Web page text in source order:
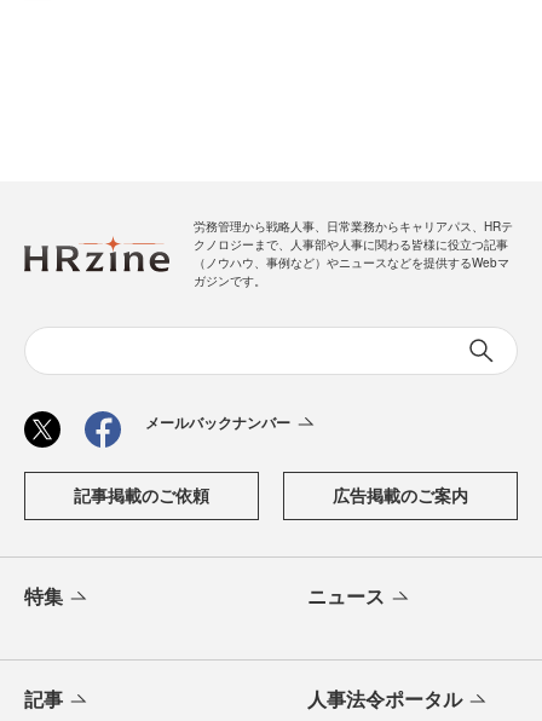
労務管理から戦略人事、日常業務からキャリアパス、HRテ
クノロジーまで、人事部や人事に関わる皆様に役立つ記事
（ノウハウ、事例など）やニュースなどを提供するWebマ
ガジンです。
メールバックナンバー
記事掲載のご依頼 広告掲載のご案内
特集 ニュース
記事 人事法令ポータル